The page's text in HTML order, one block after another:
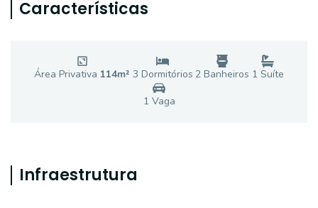
Características
Área Privativa 114m² 3 Dormitórios 2 Banheiros 1 Suíte
1 Vaga
Infraestrutura